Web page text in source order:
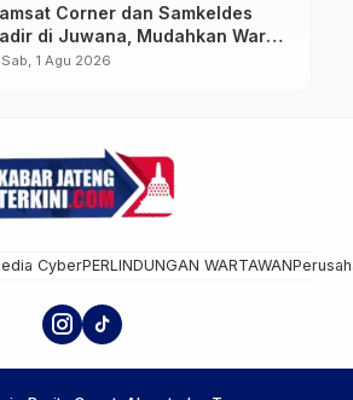
Corner dan Samkeldes
di Juwana, Mudahkan Warga
Pajak Kendaraan
Sab, 1 Agu 2026
CyberPERLINDUNGAN WARTAWAN